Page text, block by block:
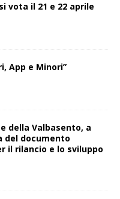
vota il 21 e 22 aprile
App e Minori”
della Valbasento, a
del documento
il rilancio e lo sviluppo